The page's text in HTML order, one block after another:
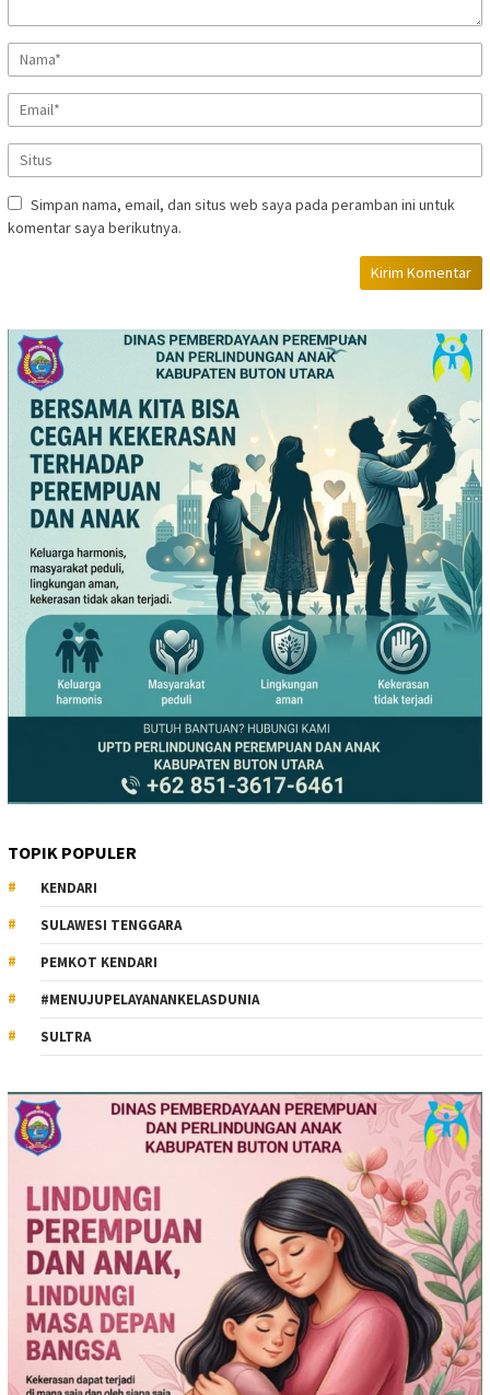
Simpan nama, email, dan situs web saya pada peramban ini untuk
komentar saya berikutnya.
TOPIK POPULER
KENDARI
SULAWESI TENGGARA
PEMKOT KENDARI
#MENUJUPELAYANANKELASDUNIA
SULTRA